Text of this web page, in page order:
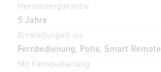
Herstellergarantie
5 Jahre
Einstellungen via
Fernbedienung, Potis, Smart Remote
Mit Fernbedienung